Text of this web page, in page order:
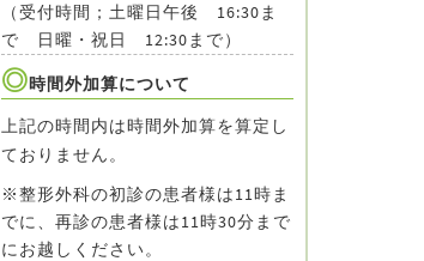
（受付時間；土曜日午後 16:30ま
で 日曜・祝日 12:30まで）
時間外加算について
上記の時間内は時間外加算を算定し
ておりません。
※整形外科の初診の患者様は11時ま
でに、再診の患者様は11時30分まで
にお越しください。